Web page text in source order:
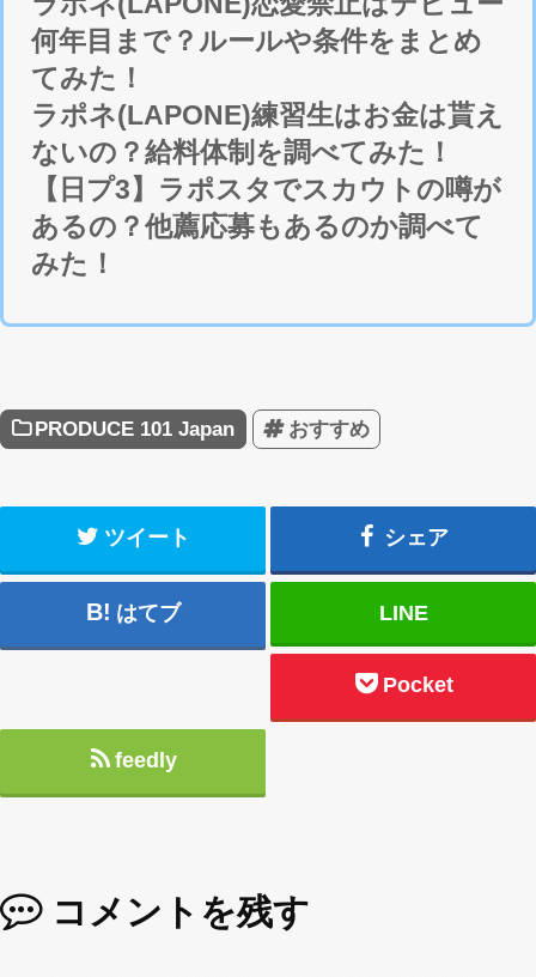
何年目まで？ルールや条件をまとめ
てみた！
ラポネ(LAPONE)練習生はお金は貰え
ないの？給料体制を調べてみた！
【日プ3】ラポスタでスカウトの噂が
あるの？他薦応募もあるのか調べて
みた！
PRODUCE 101 Japan おすすめ
ツイート シェア
はてブ LINE
Pocket
feedly
コメントを残す